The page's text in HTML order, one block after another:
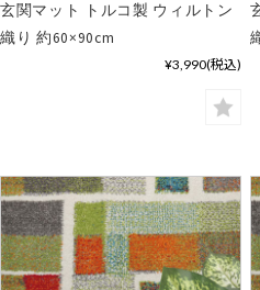
玄関マット トルコ製 ウィルトン
織り 約60×90cm
¥3,990(税込)